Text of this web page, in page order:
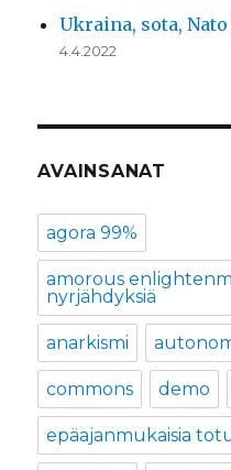
Ukraina, sota,
4.4.2022
AVAINSANAT
agora 99%
amorous
nyrjähdyksiä
anarkismi
commons demo
epäajanmukaisia